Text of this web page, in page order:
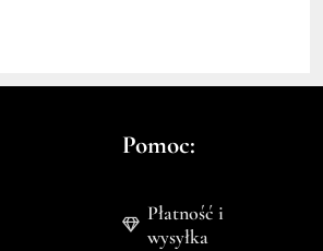
Pomoc:
Płatność i
wysyłka